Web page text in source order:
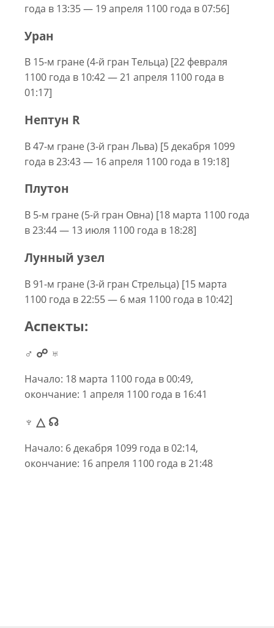
года в 13:35 — 19 апреля 1100 года в 07:56]
Уран
В 15-м гране (4-й гран Тельца) [22 февраля
1100 года в 10:42 — 21 апреля 1100 года в
01:17]
Нептун R
В 47-м гране (3-й гран Льва) [5 декабря 1099
года в 23:43 — 16 апреля 1100 года в 19:18]
Плутон
В 5-м гране (5-й гран Овна) [18 марта 1100 года
в 23:44 — 13 июля 1100 года в 18:28]
Лунный узел
В 91-м гране (3-й гран Стрельца) [15 марта
1100 года в 22:55 — 6 мая 1100 года в 10:42]
Аспекты:
♂ ☍ ♅
Начало: 18 марта 1100 года в 00:49,
окончание: 1 апреля 1100 года в 16:41
♆ △ ☊
Начало: 6 декабря 1099 года в 02:14,
окончание: 16 апреля 1100 года в 21:48